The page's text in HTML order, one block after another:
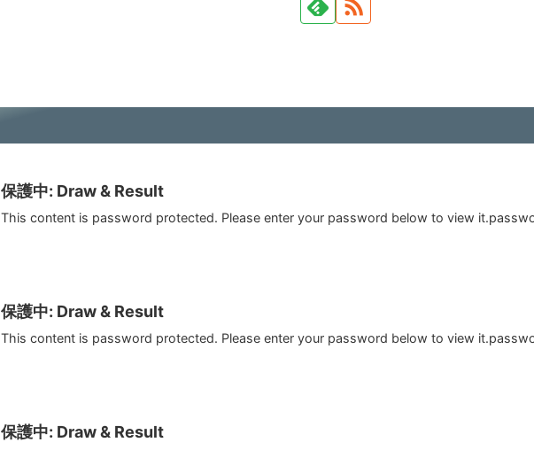
保護中: Draw & Result
This content is password protected. Please enter your password below to view
保護中: Draw & Result
This content is password protected. Please enter your password below to view
保護中: Draw & Result